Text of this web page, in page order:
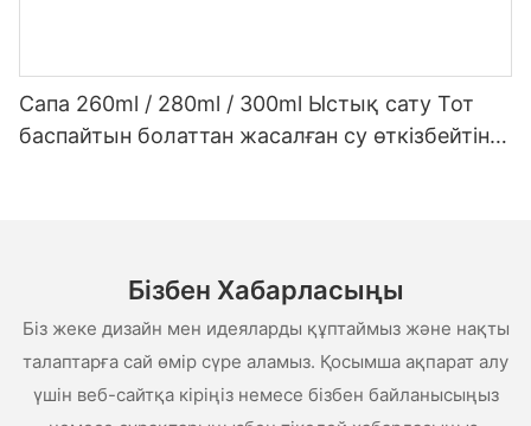
Сапа 260ml / 280ml / 300ml Ыстық сату Тот
баспайтын болаттан жасалған су өткізбейтін
Бізбен Хабарласыңы
Біз жеке дизайн мен идеяларды құптаймыз және нақты
талаптарға сай өмір сүре аламыз. Қосымша ақпарат алу
үшін веб-сайтқа кіріңіз немесе бізбен байланысыңыз